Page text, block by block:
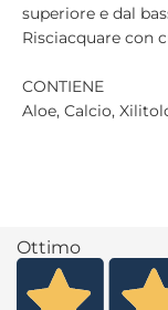
superiore e dal
Risciacquare con
CONTIENE
Aloe, Calcio,
Ottimo